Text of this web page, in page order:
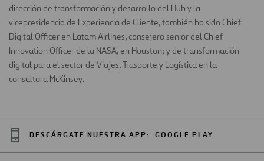
dirección de transformación y desarrollo del Hub y la
vicepresidencia de Experiencia de Cliente, también ha sido Chief
Digital Officer en Latam Airlines, consejero senior del Chief
Innovation Officer de la NASA, en Houston; y de transformación
digital para el sector de Viajes, Trasporte y Logística en la
consultora McKinsey.
DESCÁRGATE NUESTRA APP: GOOGLE PLAY